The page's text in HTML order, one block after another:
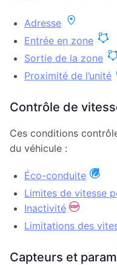
Adresse
Entrée en zone
Sortie de la zone
Proximité de l’unité
Contrôle de
Ces conditions
du véhicule :
Éco-conduite
Limites de vitesse
Inactivité
Limitations des
Capteurs et